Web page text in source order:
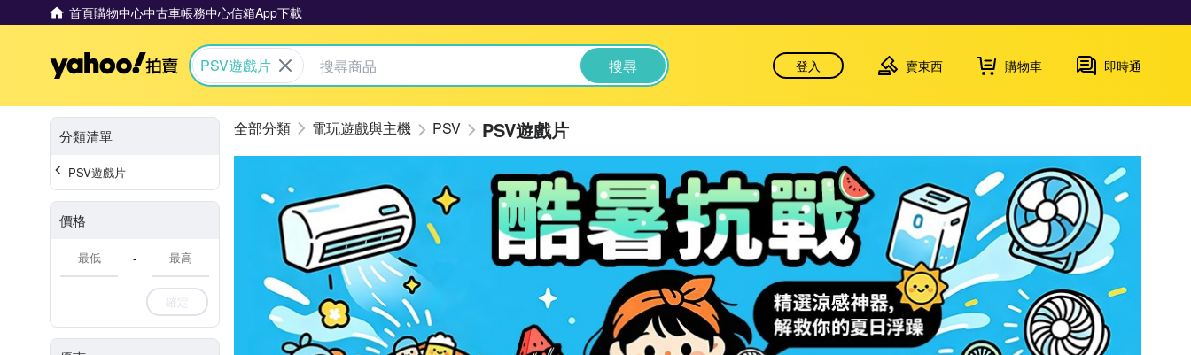
首頁購物中心中古車帳務中心信箱App下載
Yahoo拍賣
PSV遊戲片 搜尋 登入 賣東西 購物車 即時通
分類清單
PSV遊戲片
價格
-
確定
電玩遊戲與主機 PSV PSV遊戲片